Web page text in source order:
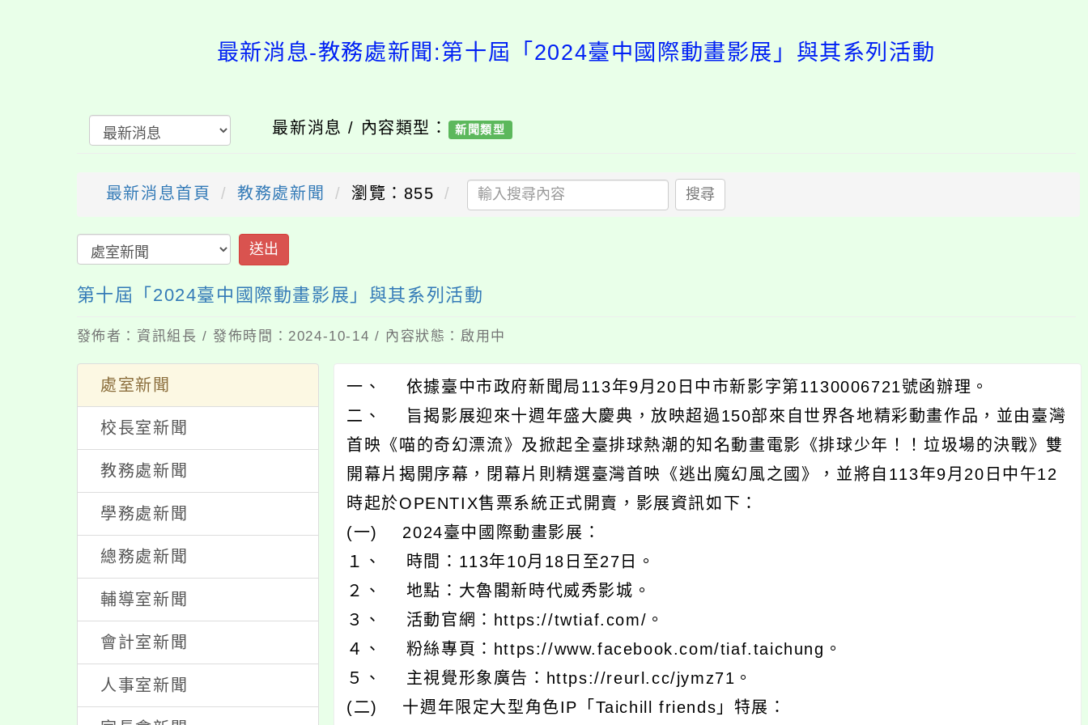
最新消息-教務處新聞:第十屆「2024臺中國際動畫影展」與其系列活動
最新消息 / 內容類型： 新聞類型
最新消息首頁 教務處新聞 瀏覽：855 搜尋
送出
第十屆「2024臺中國際動畫影展」與其系列活動
發佈者：資訊組長 / 發佈時間：2024-10-14 / 內容狀態：啟用中
處室新聞
校長室新聞
教務處新聞
學務處新聞
總務處新聞
輔導室新聞
會計室新聞
人事室新聞
一、 依據臺中市政府新聞局113年9月20日中市新影字第1130006721號函辦理。
二、 旨揭影展迎來十週年盛大慶典，放映超過150部來自世界各地精彩動畫作品，並由臺灣
首映《喵的奇幻漂流》及掀起全臺排球熱潮的知名動畫電影《排球少年！！垃圾場的決戰》雙
開幕片揭開序幕，閉幕片則精選臺灣首映《逃出魔幻風之國》，並將自113年9月20日中午12
時起於OPENTIX售票系統正式開賣，影展資訊如下：
(一) 2024臺中國際動畫影展：
１、 時間：113年10月18日至27日。
２、 地點：大魯閣新時代威秀影城。
３、 活動官網：https://twtiaf.com/。
４、 粉絲專頁：https://www.facebook.com/tiaf.taichung。
５、 主視覺形象廣告：https://reurl.cc/jymz71。
(二) 十週年限定大型角色IP「Taichill friends」特展：